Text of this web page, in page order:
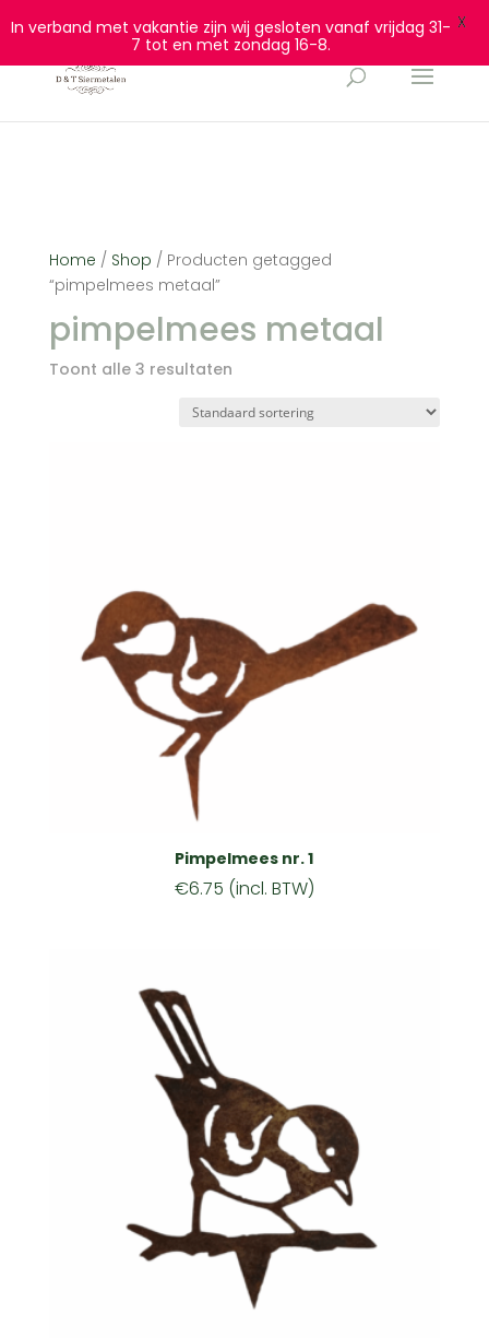
0628932940 info@dtsiermetalen.nl
Home / Shop / Producten getagged
“pimpelmees metaal”
pimpelmees metaal
Toont alle 3 resultaten
Pimpelmees nr. 1
€6.75 (incl. BTW)
In verband met vakantie zijn wij gesloten vanaf vrijdag 31-
7 tot en met zondag 16-8.
X